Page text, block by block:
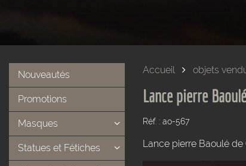
Nouveautés
Promotions
Masques
Statues et Fétiches
Accueil objets
Lance pierre Baoulé
Réf. : ao-567
Lance pierre Baoulé de